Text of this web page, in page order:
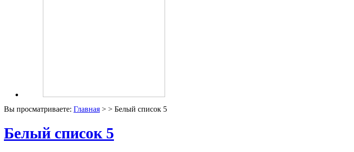
Вы просматриваете: Главная > > Белый список 5
Белый список 5